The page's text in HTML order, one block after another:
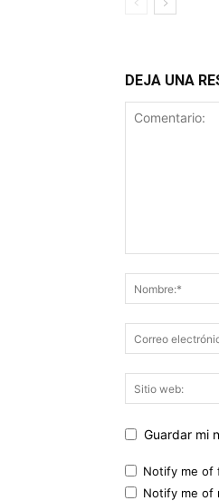
DEJA UNA
Guardar mi
Notify me of
Notify me of